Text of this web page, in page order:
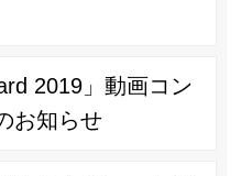
2019」動画コン
お知らせ